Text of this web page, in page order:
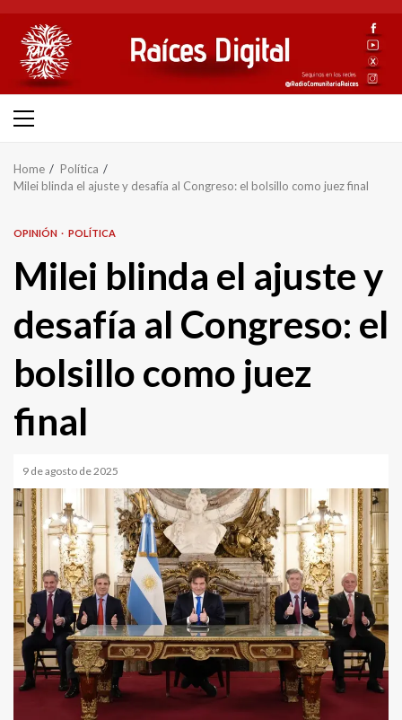
content
Primary
Home
Política
Milei blinda el ajuste y desafía al Congreso: el bolsillo como juez final
OPINIÓN POLÍTICA
Milei blinda el ajuste y
desafía al Congreso: el
bolsillo como juez
final
9 de agosto de 2025